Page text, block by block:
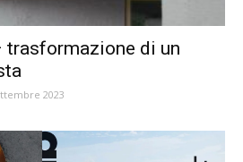
di un
2023